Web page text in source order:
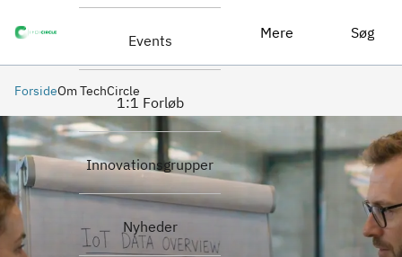
Events
1:1 Forløb
Innovationsgrupper
Nyheder
Mere Søg
ForsideOm TechCircle